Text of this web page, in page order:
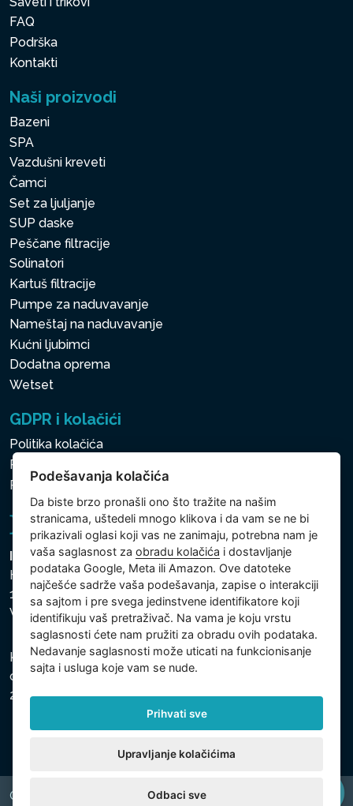
FAQ
Podrška
Kontakti
Naši proizvodi
Bazeni
SPA
Vazdušni kreveti
Čamci
Set za ljuljanje
SUP daske
Peščane filtracije
Solinatori
Kartuš filtracije
Pumpe za naduvavanje
Nameštaj na naduvavanje
Kućni ljubimci
Dodatna oprema
Wetset
GDPR i kolačići
Politika kolačića
Politika zaštite ličnih i drugih obrađivanih podataka
Politika kolačića
Intex Trading, s.r.o.
Hradecká 2526/3
130 00 Praha 3
Vinohrady - Česká republika
Kompanija je registrovana u Opštinskom sudu u Pragu,
odeljak C, uložak 74759, Identifikacioni broj kompanije:
26150808, Poreski identifikacioni broj: CZ26150808.
Copyright © 2026 INTEX TRADING s.r.o. All rights reserved.
Podešavanja kolačića
Da biste brzo pronašli ono što tražite na našim
stranicama, uštedeli mnogo klikova i da vam se ne bi
prikazivali oglasi koji vas ne zanimaju, potrebna nam je
vaša saglasnost zaobradu kolačića i dostavljanje
podataka Google, Meta ili Amazon. Ove datoteke
najčešće sadrže vaša podešavanja, zapise o interakciji
sa sajtom i pre svega jedinstvene identifikatore koji
identifikuju vaš pretraživač. Na vama je koju vrstu
saglasnosti ćete nam pružiti za obradu ovih podataka.
Nedavanje saglasnosti može uticati na funkcionisanje
sajta i usluga koje vam se nude.
Prihvati sve
Upravljanje kolačićima
Odbaci sve